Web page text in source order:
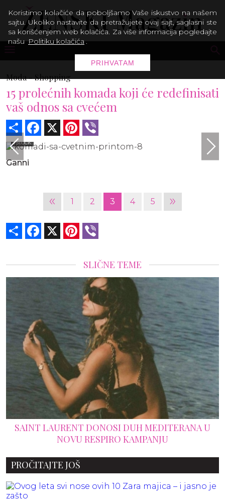
Moda -Shopping
15 prolećnih komada koji će redefinisati
vaš odnos sa cvećem
Share Facebook Pinterest
iStock
Ganni
« 1 2 3 4 5 »
Share Facebook Pinterest
SLIČNE TEME
U
PRVI PUT U AMERICI: VICTORIA
KOJI IZGLEDA KAO
PROČITAJTE JOŠ
Koristimo kolačiće da poboljšamo Vaše iskustvo na našem
sajtu. Ukoliko nastavite da pretražujete ovaj sajt, saglasni ste
sa korišćenjem web kolačića. Za više informacija pogledajte
našu Politiku kolačića .
PRIHVATAM